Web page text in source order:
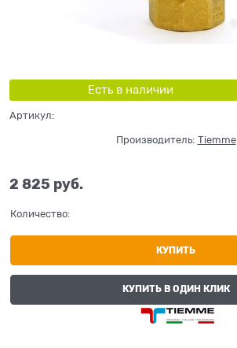
Есть в наличии
Артикул:
Производитель: Tiemme
2 825 руб.
Количество:
КУПИТЬ
КУПИТЬ В ОДИН КЛИК